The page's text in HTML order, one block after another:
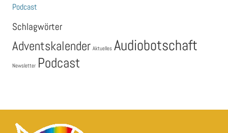
Podcast
Schlagwörter
Adventskalender Aktuelles Audiobotschaft
Newsletter Podcast